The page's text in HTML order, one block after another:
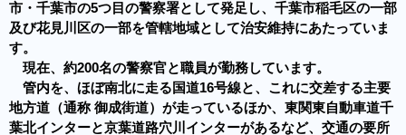
市・千葉市の5つ目の警察署として発足し、千葉市稲毛区の一部
及び花見川区の一部を管轄地域として治安維持にあたっていま
す。
現在、約200名の警察官と職員が勤務しています。
管内を、ほぼ南北に走る国道16号線と、これに交差する主要
地方道（通称 御成街道）が走っているほか、東関東自動車道千
葉北インターと京葉道路穴川インターがあるなど、交通の要所